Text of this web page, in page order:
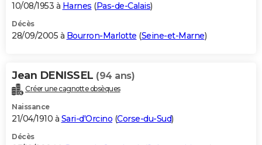
10/08/1953 à Harnes (Pas-de-Calais)
Décès
28/09/2005 à Bourron-Marlotte (Seine-et-Marne)
Jean DENISSEL (94 ans)
Créer une cagnotte obsèques
Naissance
21/04/1910 à Sari-d'Orcino (Corse-du-Sud)
Décès